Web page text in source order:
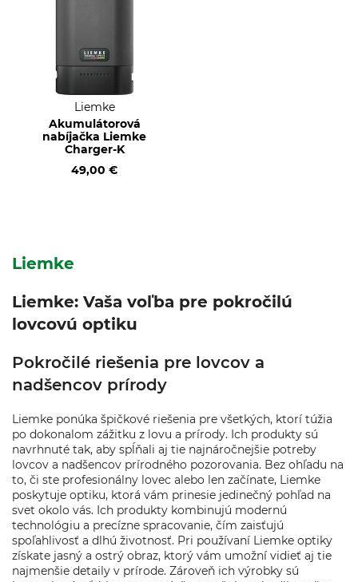
Liemke
Akumulátorová
nabíjačka Liemke
Charger-K
49,00 €
Liemke
Liemke: Vaša voľba pre pokročilú
lovcovú optiku
Pokročilé riešenia pre lovcov a
nadšencov prírody
Liemke ponúka špičkové riešenia pre všetkých, ktorí túžia
po dokonalom zážitku z lovu a prírody. Ich produkty sú
navrhnuté tak, aby spĺňali aj tie najnáročnejšie potreby
lovcov a nadšencov prírodného pozorovania. Bez ohľadu na
to, či ste profesionálny lovec alebo len začínate, Liemke
poskytuje optiku, ktorá vám prinesie jedinečný pohľad na
svet okolo vás. Ich produkty kombinujú modernú
technológiu a precízne spracovanie, čím zaisťujú
spoľahlivosť a dlhú životnosť. Pri používaní Liemke optiky
získate jasný a ostrý obraz, ktorý vám umožní vidieť aj tie
najmenšie detaily v prírode. Zároveň ich výrobky sú